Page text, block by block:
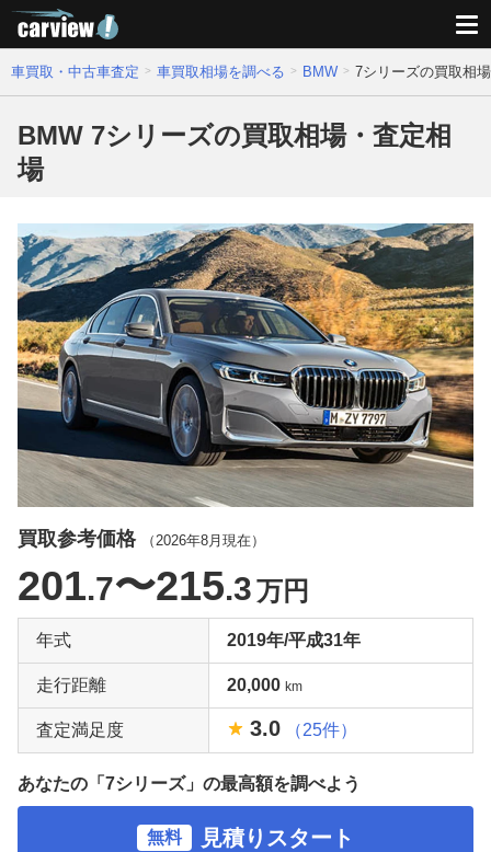
車買取・中古車査定 車買取相場を調べる BMW 7シリーズの買取相
BMW 7シリーズの買取相場・査定相
場
買取参考価格 （ 2026年8月 現在）
201.7〜215.3万円
年式 2019年/平成31年
走行距離 20,000 km
査定満足度 3.0 （25件）
あなたの「7シリーズ」の最高額を調べよう
無料 見積りスタート